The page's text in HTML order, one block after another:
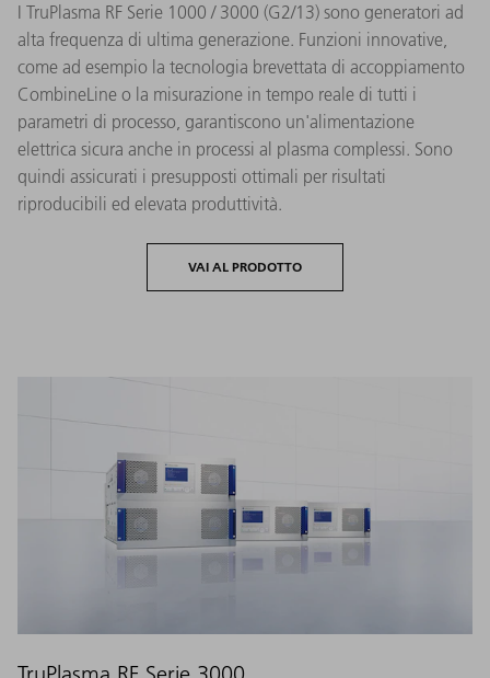
I TruPlasma RF Serie 1000 / 3000 (G2/13) sono generatori ad
alta frequenza di ultima generazione. Funzioni innovative,
come ad esempio la tecnologia brevettata di accoppiamento
CombineLine o la misurazione in tempo reale di tutti i
parametri di processo, garantiscono un'alimentazione
elettrica sicura anche in processi al plasma complessi. Sono
quindi assicurati i presupposti ottimali per risultati
riproducibili ed elevata produttività.
VAI AL PRODOTTO